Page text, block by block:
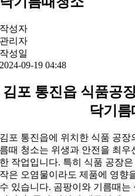
작성자
관리자
작성일
2024-09-19 04:48
김포 통진읍 식품공
닥기
김포 통진읍에 위치한 식품 공장
름때 청소는 위생과 안전을 최
한 작업입니다. 특히 식품 공장
작은 오염물이라도 제품에 영향
수 있습니다. 곰팡이와 기름때